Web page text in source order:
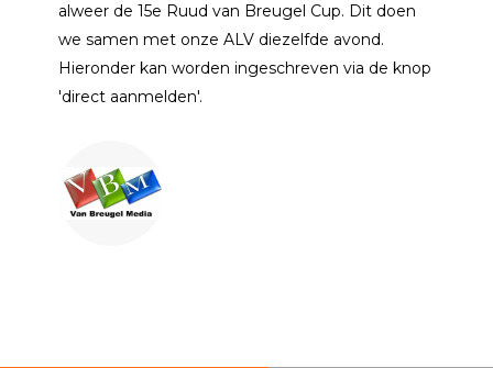
alweer de 15e Ruud van Breugel Cup. Dit doen
we samen met onze ALV diezelfde avond.
Hieronder kan worden ingeschreven via de knop
'direct aanmelden'.